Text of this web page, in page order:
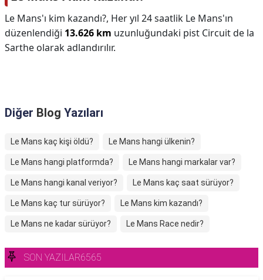
Le Mans'ı kim kazandı?, Her yıl 24 saatlik Le Mans'ın
düzenlendiği 13.626 km uzunluğundaki pist Circuit de la
Sarthe olarak adlandırılır.
Diğer Blog Yazıları
Le Mans kaç kişi öldü? Le Mans hangi ülkenin?
Le Mans hangi platformda? Le Mans hangi markalar var?
Le Mans hangi kanal veriyor? Le Mans kaç saat sürüyor?
Le Mans kaç tur sürüyor? Le Mans kim kazandı?
Le Mans ne kadar sürüyor? Le Mans Race nedir?
SON YAZILAR6565